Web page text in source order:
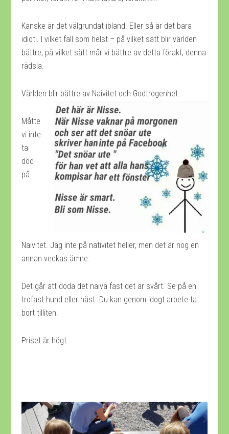
Kanske är det välgrundat ibland. Eller så är det bara
idioti. I vilket fall som helst – på vilket sätt blir världen
bättre, på vilket sätt mår vi bättre av detta förakt, denna
rädsla.
Världen blir bättre av Naivitet och Godtrogenhet.
Måtte
vi inte
ta
död
på
Naivitet. Jag inte på nativitet heller, men det är nog en
annan veckas ämne.
Det går att döda det naiva fast det är svårt. Se på en
trofast hund eller häst. Du kan genom idogt arbete ta
bort tilliten.
Priset är högt.